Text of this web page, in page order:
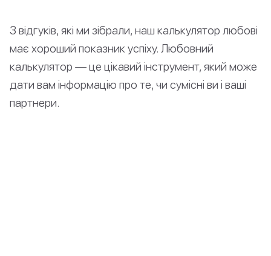
З відгуків, які ми зібрали, наш калькулятор любові
має хороший показник успіху. Любовний
калькулятор — це цікавий інструмент, який може
дати вам інформацію про те, чи сумісні ви і ваші
партнери.